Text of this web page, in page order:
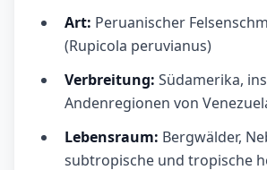
Art: Peruanischer
(Rupicola peruvianus)
Verbreitung: Südamerika,
Andenregionen von
Lebensraum: Bergwälder,
subtropische und tropische